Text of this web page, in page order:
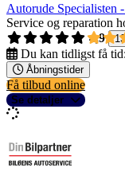
Autorude Specialisten
Service og reparation
4,9
Du kan tidligst få tid:
Åbningstider
Få tilbud online
Se detaljer